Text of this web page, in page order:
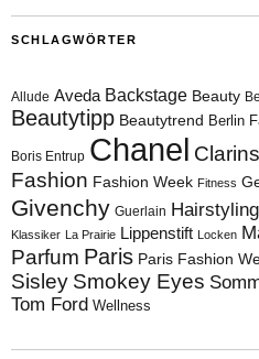
SCHLAGWÖRTER
Allude Aveda Backstage Beauty
Beautytipp Beautytrend Berlin
Boris Entrup Chanel Clarins
Fashion Fashion Week Fitness
Givenchy Guerlain Hairstyling
Klassiker La Prairie Lippenstift Locken
Parfum Paris Paris Fashion
Sisley Smokey Eyes
Tom Ford Wellness